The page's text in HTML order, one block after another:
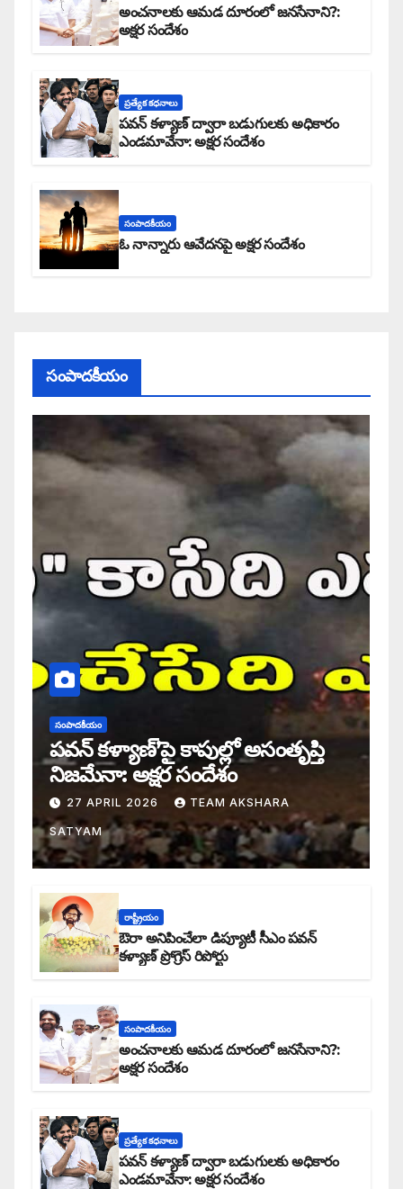
అంచనాలకు ఆమడ దూరంలో జనసేనాని?:
అక్షర సందేశం
ప్రత్యేక కధనాలు
పవన్ కళ్యాణ్ ద్వారా బడుగులకు అధికారం
ఎండమావేనా: అక్షర సందేశం
సంపాదకీయం
ఓ నాన్నారు ఆవేదనపై అక్షర సందేశం
సంపాదకీయం
సంపాదకీయం
పవన్ కళ్యాణ్’పై కాపుల్లో అసంతృప్తి
నిజమేనా: అక్షర సందేశం
27 APRIL 2026 TEAM AKSHARA
SATYAM
రాష్ట్రీయం
ఔరా అనిపించేలా డిప్యూటీ సీఎం పవన్
కళ్యాణ్ ప్రోగ్రెస్ రిపోర్టు
సంపాదకీయం
అంచనాలకు ఆమడ దూరంలో జనసేనాని?:
అక్షర సందేశం
ప్రత్యేక కధనాలు
పవన్ కళ్యాణ్ ద్వారా బడుగులకు అధికారం
ఎండమావేనా: అక్షర సందేశం